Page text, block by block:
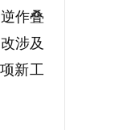
作叠
涉及
新工